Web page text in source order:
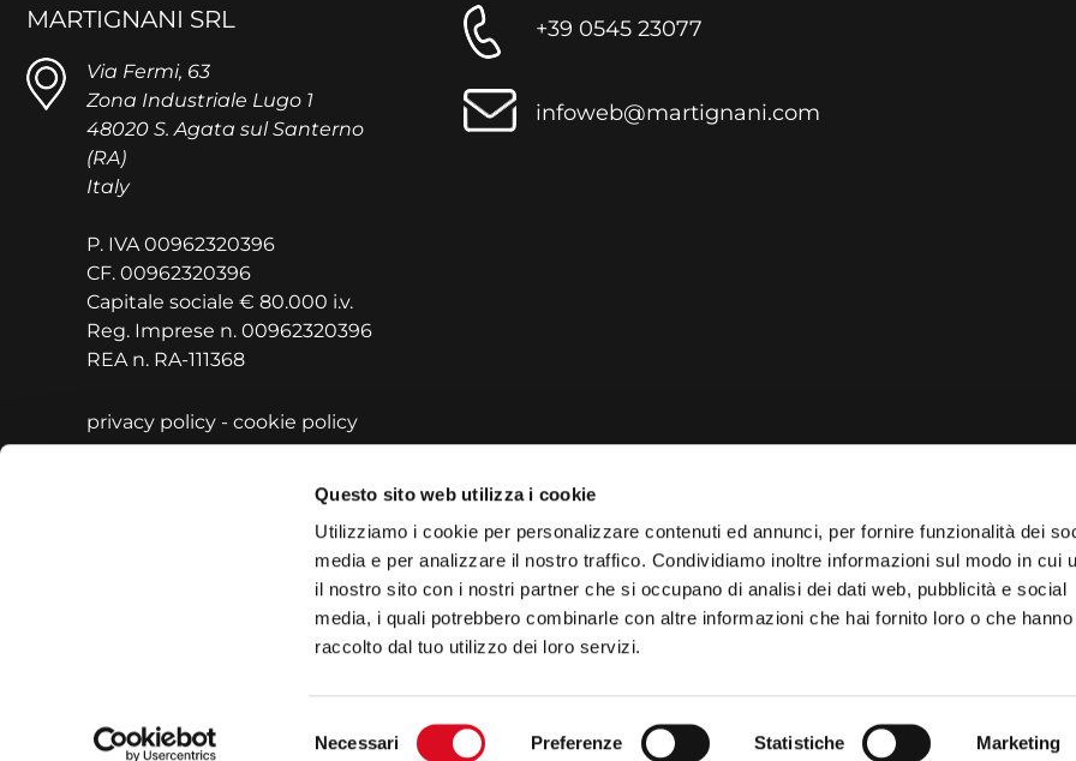
Questo sito web utilizza i cookie
Utilizziamo i cookie per personalizzare contenuti ed annunci, per fornire funzionalità dei
media e per analizzare il nostro traffico. Condividiamo inoltre informazioni sul modo in cui
il nostro sito con i nostri partner che si occupano di analisi dei dati web, pubblicità e social
media, i quali potrebbero combinarle con altre informazioni che hai fornito loro o che hanno
raccolto dal tuo utilizzo dei loro servizi.
del
Necessari Preferenze Statistiche Marketing
MARTIGNANI SRL
Via Fermi, 63
Zona Industriale Lugo 1
48020 S. Agata sul Santerno
(RA)
Italy
P. IVA 00962320396
CF. 00962320396
Capitale sociale € 80.000 i.v.
Reg. Imprese n. 00962320396
REA n. RA-111368
privacy policy - cookie policy
+39 0545 23077
infoweb@martignani.com
credits